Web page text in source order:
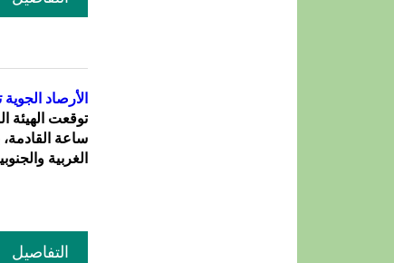
الأرصاد
ساعة
الغربية
التفاصيل